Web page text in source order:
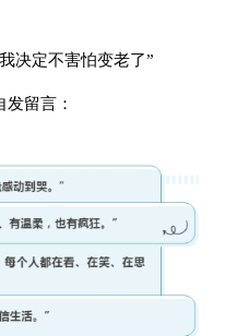
定不害怕变老了”
留言：